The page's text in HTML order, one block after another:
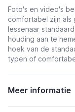
Foto's en video's
comfortabel zijn als
lessenaar
houding aan te
hoek van de
typen of
Meer informatie